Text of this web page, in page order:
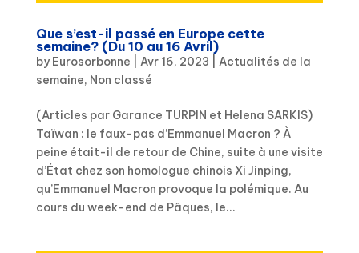
Que s’est-il passé en Europe cette
semaine? (Du 10 au 16 Avril)
by Eurosorbonne Avr 16, 2023
Actualités de la
semaine, Non classé
(Articles par Garance TURPIN et Helena SARKIS)
Taïwan : le faux-pas d’Emmanuel Macron ? À
peine était-il de retour de Chine, suite à une visite
d’État chez son homologue chinois Xi Jinping,
qu’Emmanuel Macron provoque la polémique. Au
cours du week-end de Pâques, le...